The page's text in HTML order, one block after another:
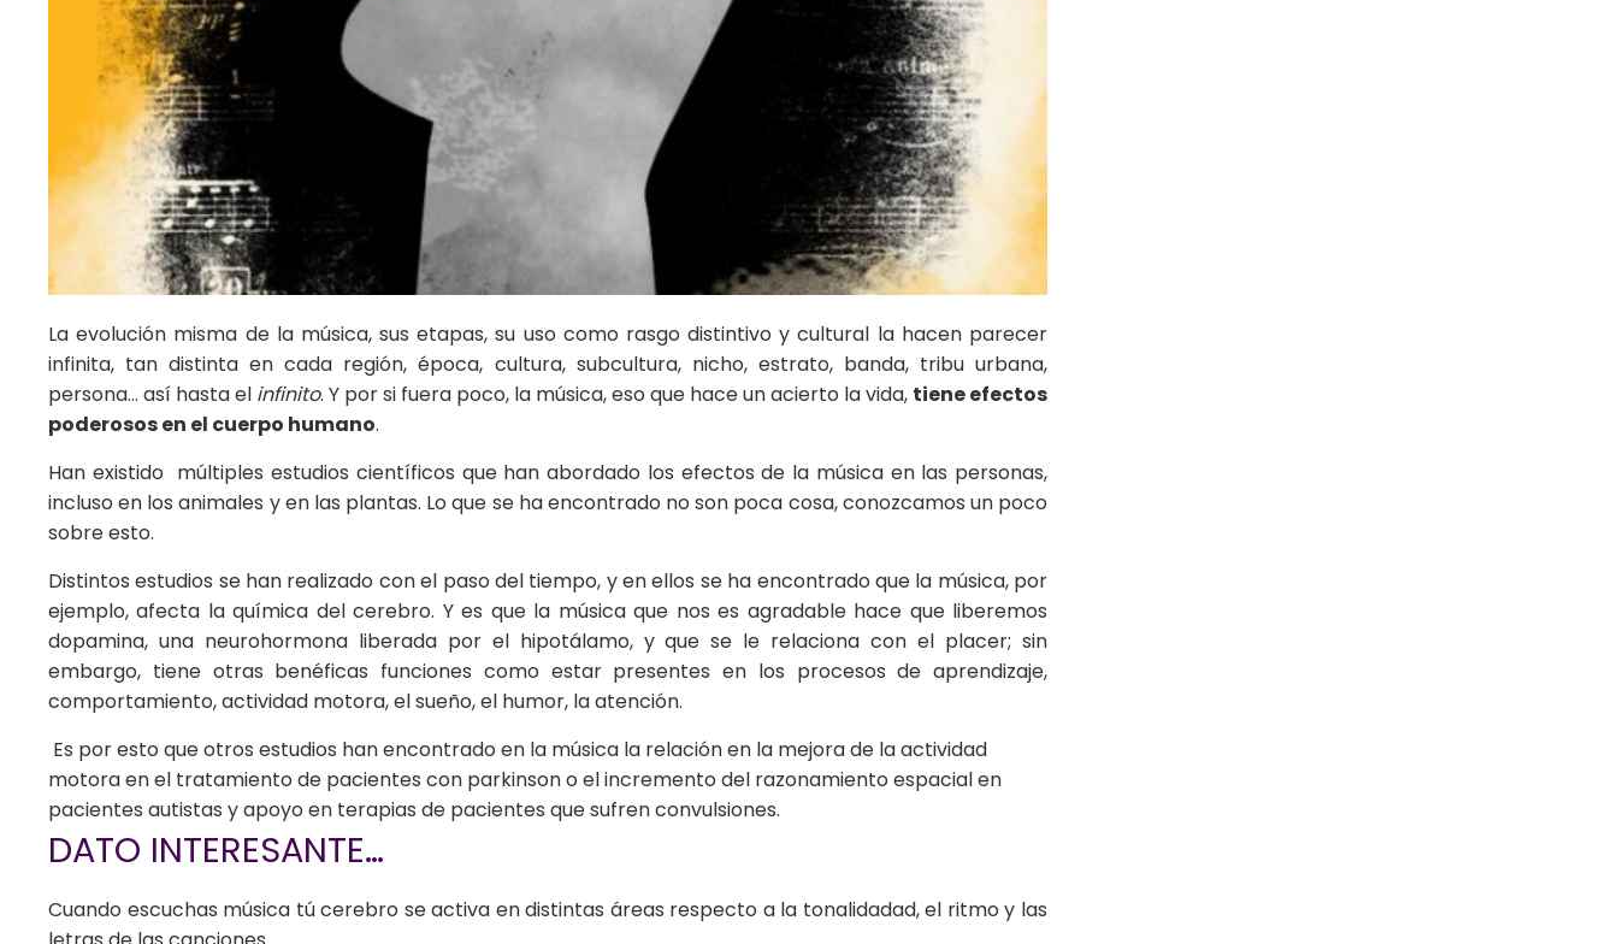
La evolución misma de la música, sus etapas, su uso como rasgo distintivo y cultural la hacen parecer
infinita, tan distinta en cada región, época, cultura, subcultura, nicho, estrato, banda, tribu urbana,
persona… así hasta el infinito. Y por si fuera poco, la música, eso que hace un acierto la vida, tiene efectos
poderosos en el cuerpo humano.
Han existido múltiples estudios científicos que han abordado los efectos de la música en las personas,
incluso en los animales y en las plantas. Lo que se ha encontrado no son poca cosa, conozcamos un poco
sobre esto.
Distintos estudios se han realizado con el paso del tiempo, y en ellos se ha encontrado que la música, por
ejemplo, afecta la química del cerebro. Y es que la música que nos es agradable hace que liberemos
dopamina, una neurohormona liberada por el hipotálamo, y que se le relaciona con el placer; sin
embargo, tiene otras benéficas funciones como estar presentes en los procesos de aprendizaje,
comportamiento, actividad motora, el sueño, el humor, la atención.
Es por esto que otros estudios han encontrado en la música la relación en la mejora de la actividad
motora en el tratamiento de pacientes con parkinson o el incremento del razonamiento espacial en
pacientes autistas y apoyo en terapias de pacientes que sufren convulsiones.
DATO INTERESANTE…
Cuando escuchas música tú cerebro se activa en distintas áreas respecto a la tonalidadad, el ritmo y las